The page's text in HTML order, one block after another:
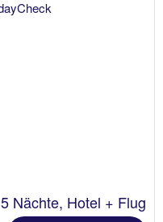
5 Nächte, Hotel + Flug